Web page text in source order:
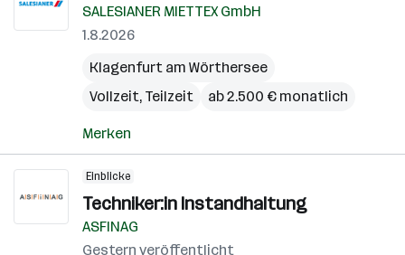
SALESIANER MIETTEX GmbH
1.8.2026
Klagenfurt am Wörthersee
Vollzeit, Teilzeit
ab 2.500 € monatlich
Merken
Einblicke
Techniker:in Instandhaltung
ASFINAG
Gestern veröffentlicht